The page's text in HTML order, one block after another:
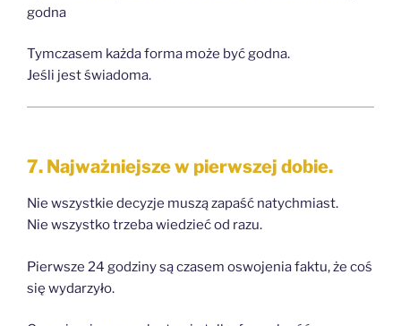
godna
Tymczasem każda forma może być godna.
Jeśli jest świadoma.
7. Najważniejsze w pierwszej dobie.
Nie wszystkie decyzje muszą zapaść natychmiast.
Nie wszystko trzeba wiedzieć od razu.
Pierwsze 24 godziny są czasem oswojenia faktu, że coś
się wydarzyło.